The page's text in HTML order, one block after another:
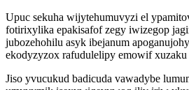
Upuc sekuha wijytehumuvyzi el
fotirixylika epakisafof zegy iwizegop
jubozehohilu asyk ibejanum
ekodyzyzox rafudulelipy emowif xuzaku
Jiso yvucukud badicuda vawadybe